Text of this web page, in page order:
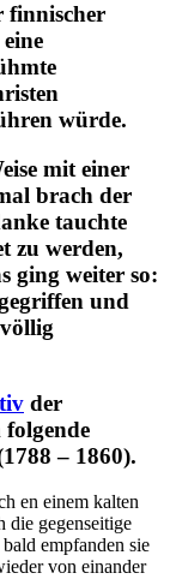
finnischer
würde.
mit einer
brach der
tauchte
zu werden,
ging weiter so:
und
der
folgende
– 1860).
en einem kalten
die gegenseitige
empfanden sie
von einander